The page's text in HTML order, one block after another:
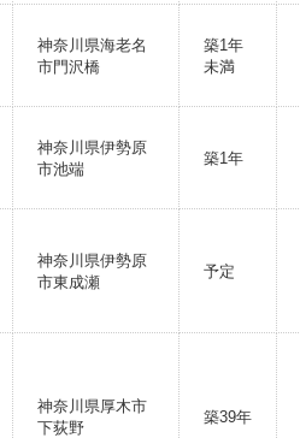
神奈川県海老名
市門沢橋
築1年
未満
神奈川県伊勢原
市池端
築1年
神奈川県伊勢原
市東成瀬
予定
神奈川県厚木市
下荻野
築39年